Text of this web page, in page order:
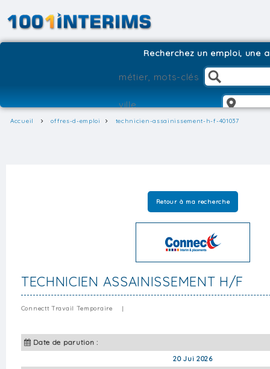
Recherchez un emploi, une
Accueil offres-d-emploi technicien-assainissement-h-f-401037
Retour à ma recherche
TECHNICIEN ASSAINISSEMENT H/F
Connectt Travail Temporaire |
Date de parution :
20 Jui 2026